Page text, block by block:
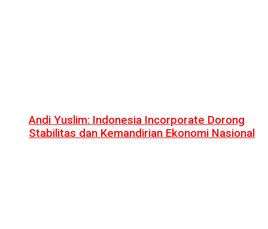
Andi Yuslim: Indonesia Incorporate Dorong
Stabilitas dan Kemandirian Ekonomi Nasional